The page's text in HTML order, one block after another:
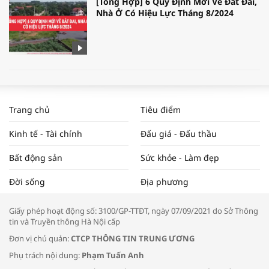
Nhà Ở Có Hiệu Lực Tháng 8/2024
NAM NĂM 2024 VÀ NĂM 2025 | NHỊP
ĐẬP THỊ TRƯỜNG #62
Tọa đàm “Xúc tiến thương mại: Khơi
Trang chủ Tiêu điểm
Kinh tế - Tài chính Đấu giá - Đấu thầu
Bất động sản Sức khỏe - Làm đẹp
Đời sống Địa phương
Giấy phép hoạt động số: 3100/GP-TTĐT, ngày 07/09/2021 do Sở Thông
tin và Truyền thông Hà Nội cấp
Đơn vị chủ quản:CTCP THÔNG TIN TRUNG ƯƠNG
Phụ trách nội dung: Phạm Tuấn Anh